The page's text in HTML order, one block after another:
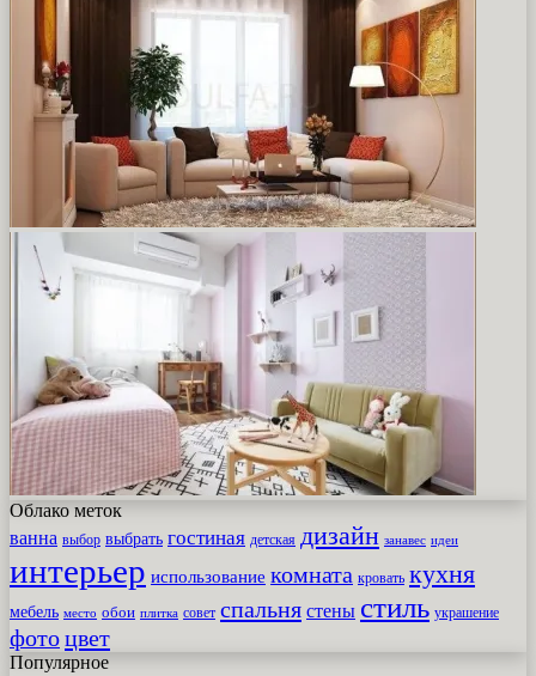
Облако меток
ванна выбор выбрать гостиная детская дизайн занавес идеи
интерьер использование комната кровать кухня
мебель место обои плитка совет спальня стены стиль украшение
фотоцвет
Популярное